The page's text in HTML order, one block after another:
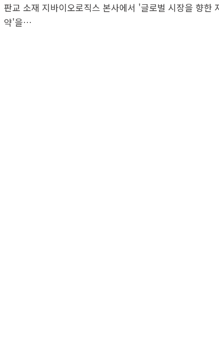
판교 소재 지바이오로직스 본사에서 '글로벌 시장을 향한
약'을…